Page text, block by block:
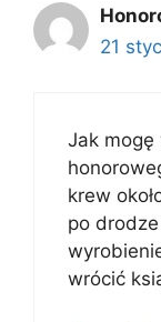
21
Jak mogę
krew
po
wrócić